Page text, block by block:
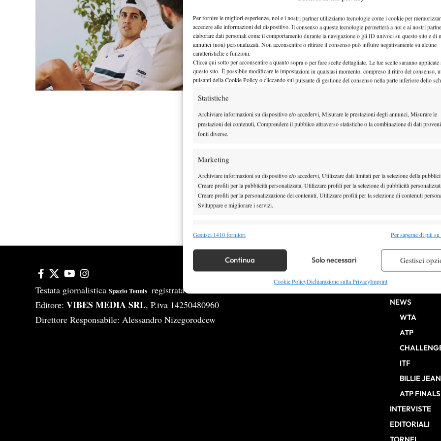
Per fornire le migliori esperienze, noi e i nostri partner utilizziamo tecnologie come i cookie per
accedere alle informazioni del dispositivo. Il consenso a queste tecnologie permetterà a noi e ai nostri
elaborare dati personali come il comportamento durante la navigazione o gli ID univoci su questo sito e di
annunci (non) personalizzati. Non acconsentire o ritirare il consenso può influire negativamente su alcune
caratteristiche e funzioni.
Clicca qui sotto per acconsentire a quanto sopra o per fare scelte dettagliate. Le tue scelte saranno applicate
questo sito. È possibile modificare le impostazioni in qualsiasi momento, compreso il ritiro del consenso,
pulsanti della Cookie Policy o cliccando sul pulsante di gestione del consenso nella parte inferiore dello
Statistiche
Archiviare informazioni su dispositivo e/o accedervi, Misurare le prestazioni degli annunci, Misurare le
prestazioni dei contenuti, Comprendere il pubblico attraverso statistiche o la combinazione di dati
fonti diverse.
Marketing
Archiviare informazioni su dispositivo e/o accedervi, Utilizzare dati limitati per la selezione della
Creare profili per la pubblicità personalizzata, Utilizzare profili per la selezione di pubblicità
Creare profili per la personalizzazione dei contenuti, Utilizzare profili per la selezione di contenuti
Sviluppare e migliorare i servizi.
Funzionalità
Identificare i dispositivi in base alle informazioni trasmesse automaticamente.
Garantire la sicurezza, prevenire e rilevare frodi, correggere errori,
Erogare e presentare pubblicità e contenuto, Salvare e comunicare le
scelte sulla privacy.
Gestisci 1410 fornitori Per saperne di più
Continua Solo necessari Gestisci
Cookie PolicyDichiarazione sulla PrivacyImprint
“Lavoro duramente per la Top 10.
Musetti? Sa come complicarti i
Intervista esclusiva al tennista cileno per il canale youtube di Spazio
16 Ottobre 2025
ByPietro Corso
Testata giornalistica Spazio Tennis registrata Aut-Trib Milano n° 10268 del 15/09/2025
Editore: VIBES MEDIA SRL, P.iva 14250480960
Direttore Responsabile: Alessandro Nizegorodcew
HOME
NEWS
WTA
ATP
ITF
BILLIE
ATP FINALS
INTERVISTE
EDITORIALI